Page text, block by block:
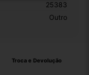
25383
Outro
Troca e Devolução